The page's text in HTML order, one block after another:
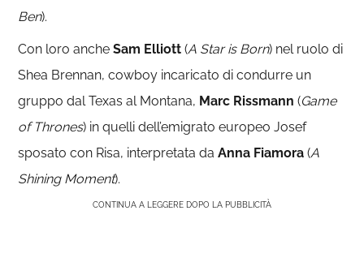
Ben).
Con loro ancheSam Elliott (A Star is Born) nel ruolo di
Shea Brennan, cowboy incaricato di condurre un
gruppo dal Texas al Montana, Marc Rissmann (Game
of Thrones) in quelli dell’emigrato europeo Josef
sposato con Risa, interpretata daAnna Fiamora (A
Shining Moment).
CONTINUA A LEGGERE DOPO LA PUBBLICITÀ